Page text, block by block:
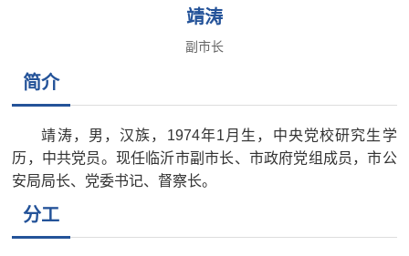
靖涛
副市长
简介
靖涛，男，汉族，1974年1月生，中央党校研究生 学
历，中共党员。现任临沂市副市长、市政府党组成员，市公
安局局长、党委书记、督察长。
分工